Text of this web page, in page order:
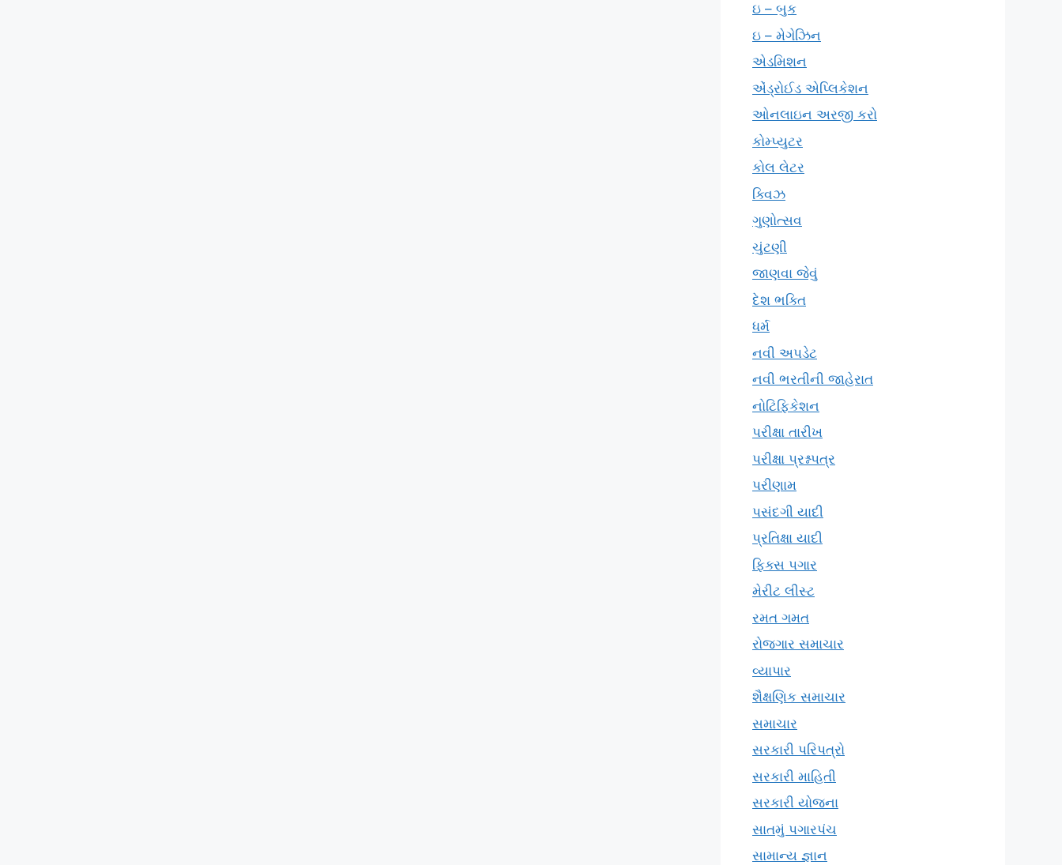
ઇ – બુક
ઇ – મેગેઝિન
એડમિશન
એંડ્રોઈડ એપ્લિકેશન
ઓનલાઇન અરજી કરો
કોમ્પ્યુટર
કોલ લેટર
ક્વિઝ
ગુણોત્સવ
ચુંટણી
જાણવા જેવું
દેશ ભક્તિ
ધર્મ
નવી અપડેટ
નવી ભરતીની જાહેરાત
નોટિફિકેશન
પરીક્ષા તારીખ
પરીક્ષા પ્રશ્નપત્ર
પરીણામ
પસંદગી યાદી
પ્રતિક્ષા યાદી
ફિક્સ પગાર
મેરીટ લીસ્ટ
રમત ગમત
રોજગાર સમાચાર
વ્યાપાર
શૈક્ષણિક સમાચાર
સમાચાર
સરકારી પરિપત્રો
સરકારી માહિતી
સરકારી યોજના
સાતમું પગારપંચ
સામાન્ય જ્ઞાન